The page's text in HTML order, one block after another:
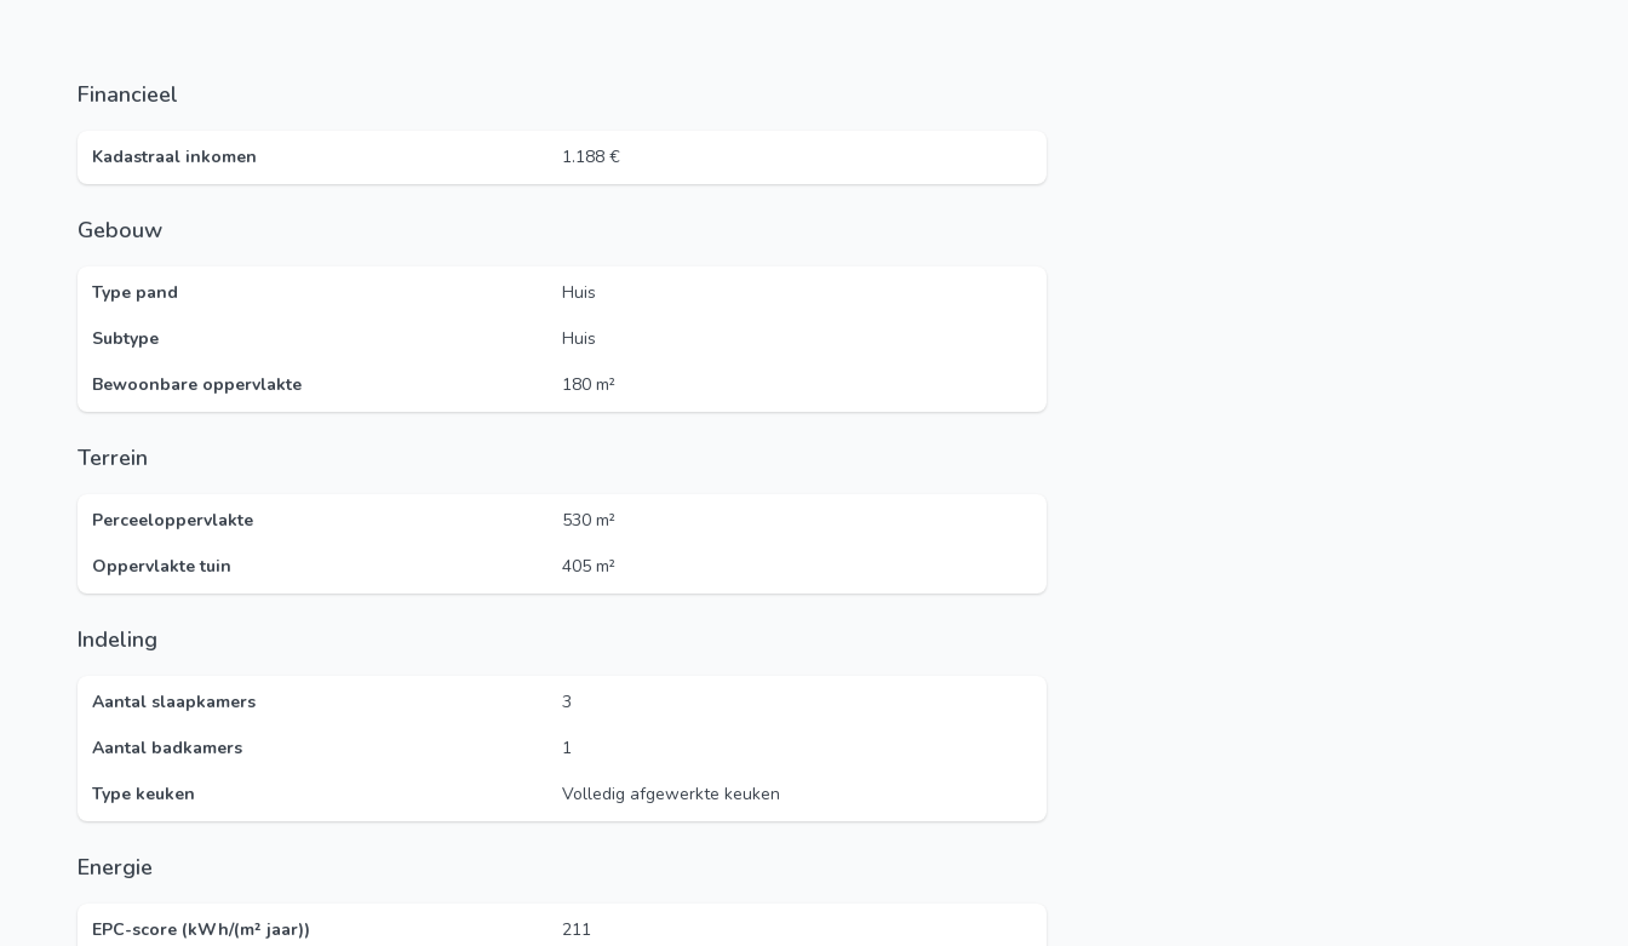
Financieel
Kadastraal inkomen 1.188 €
Gebouw
Type pand
Huis
Subtype
Huis
Bewoonbare oppervlakte
180 m²
Terrein
Perceeloppervlakte
530 m²
Oppervlakte tuin
405 m²
Indeling
Aantal slaapkamers
3
Aantal badkamers
1
Type keuken
Volledig afgewerkte keuken
Energie
EPC-score (kWh/(m² jaar))
211